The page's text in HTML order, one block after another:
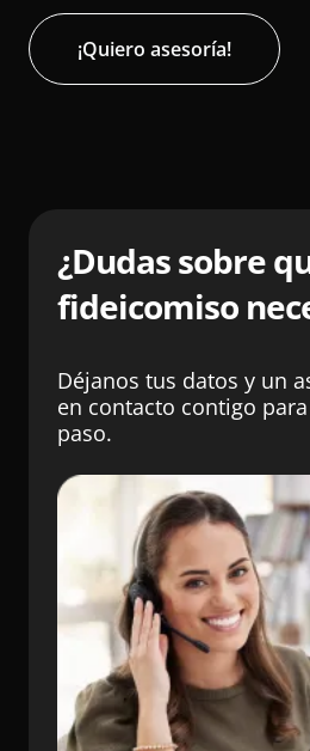
¡Quiero asesoría!
¿Dudas sobre
fideicomiso
Déjanos tus datos y un
en contacto contigo
paso.